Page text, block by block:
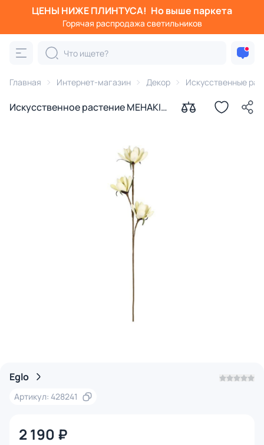
ЦЕНЫ НИЖЕ ПЛИНТУСА! Но выше паркета
Горячая распродажа светильников
Главная Интернет-магазин Декор Искусственные
Искусственное растение MEHAKIT
Eglo
Артикул: 428241
2 190 ₽